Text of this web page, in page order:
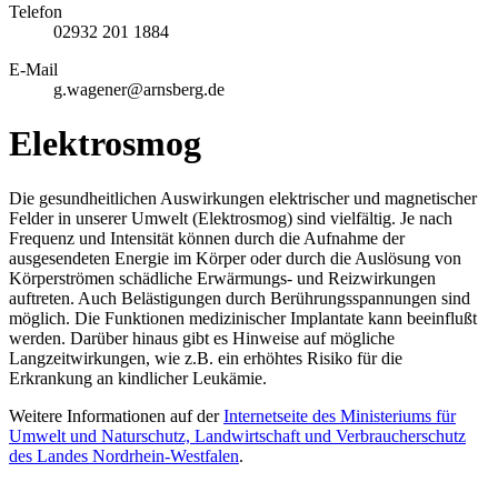
Telefon
02932 201 1884
E-Mail
g.wagener@arnsberg.de
Elektrosmog
Die gesundheitlichen Auswirkungen elektrischer und magnetischer
Felder in unserer Umwelt (Elektrosmog) sind vielfältig. Je nach
Frequenz und Intensität können durch die Aufnahme der
ausgesendeten Energie im Körper oder durch die Auslösung von
Körperströmen schädliche Erwärmungs- und Reizwirkungen
auftreten. Auch Belästigungen durch Berührungsspannungen sind
möglich. Die Funktionen medizinischer Implantate kann beeinflußt
werden. Darüber hinaus gibt es Hinweise auf mögliche
Langzeitwirkungen, wie z.B. ein erhöhtes Risiko für die
Erkrankung an kindlicher Leukämie.
Weitere Informationen auf derInternetseite des Ministeriums für
Umwelt und Naturschutz, Landwirtschaft und Verbraucherschutz
des Landes Nordrhein-Westfalen.